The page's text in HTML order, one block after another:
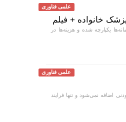
علمی فناوری
خانواده + فیلم
یکپارچه شده و هزینه‌ها در
علمی فناوری
اضافه نمی‌شود و تنها فرایند